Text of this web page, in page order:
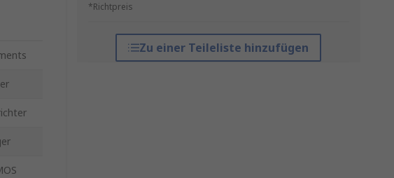
*Richtpreis
Zu einer Teileliste hinzufügen